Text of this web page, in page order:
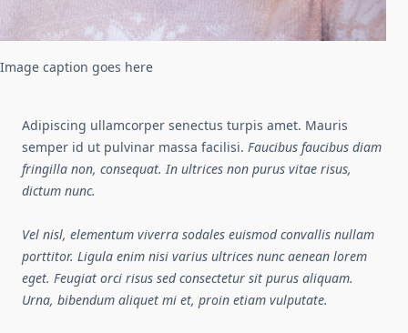
Image caption goes here
Adipiscing ullamcorper senectus turpis amet. Mauris
semper id ut pulvinar massa facilisi. Faucibus faucibus diam
fringilla non, consequat. In ultrices non purus vitae risus,
dictum nunc.
Vel nisl, elementum viverra sodales euismod convallis nullam
porttitor. Ligula enim nisi varius ultrices nunc aenean lorem
eget. Feugiat orci risus sed consectetur sit purus aliquam.
Urna, bibendum aliquet mi et, proin etiam vulputate.